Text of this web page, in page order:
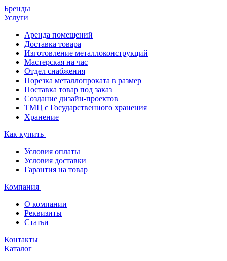
Бренды
Услуги
Аренда помещений
Доставка товара
Изготовление металлоконструкций
Мастерская на час
Отдел снабжения
Порезка металлопроката в размер
Поставка товар под заказ
Создание дизайн-проектов
ТМЦ с Государственного хранения
Хранение
Как купить
Условия оплаты
Условия доставки
Гарантия на товар
Компания
О компании
Реквизиты
Статьи
Контакты
Каталог